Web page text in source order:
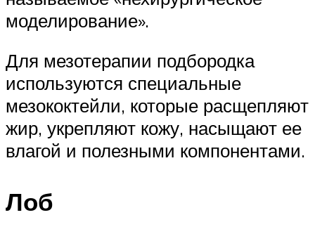
моделирование».
Для мезотерапии подбородка
используются специальные
мезококтейли, которые расщепляют
жир, укрепляют кожу, насыщают ее
влагой и полезными компонентами.
Лоб